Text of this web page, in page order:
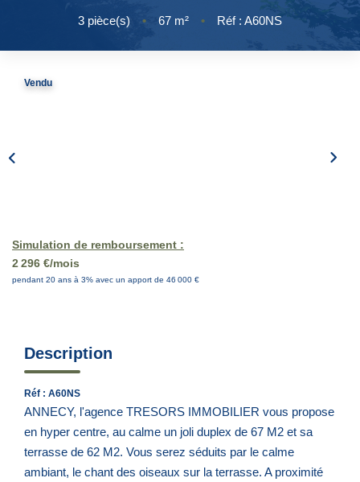
3 pièce(s) • 67 m² • Réf : A60NS
Vendu
Simulation de remboursement :
2 296 €/mois
pendant 20 ans à 3% avec un apport de 46 000 €
Description
Réf : A60NS
ANNECY, l'agence TRESORS IMMOBILIER vous propose
en hyper centre, au calme un joli duplex de 67 M2 et sa
terrasse de 62 M2. Vous serez séduits par le calme
ambiant, le chant des oiseaux sur la terrasse. A proximité